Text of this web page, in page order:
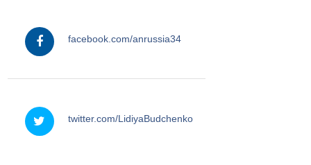
facebook.com/anrussia34
twitter.com/LidiyaBudchenko